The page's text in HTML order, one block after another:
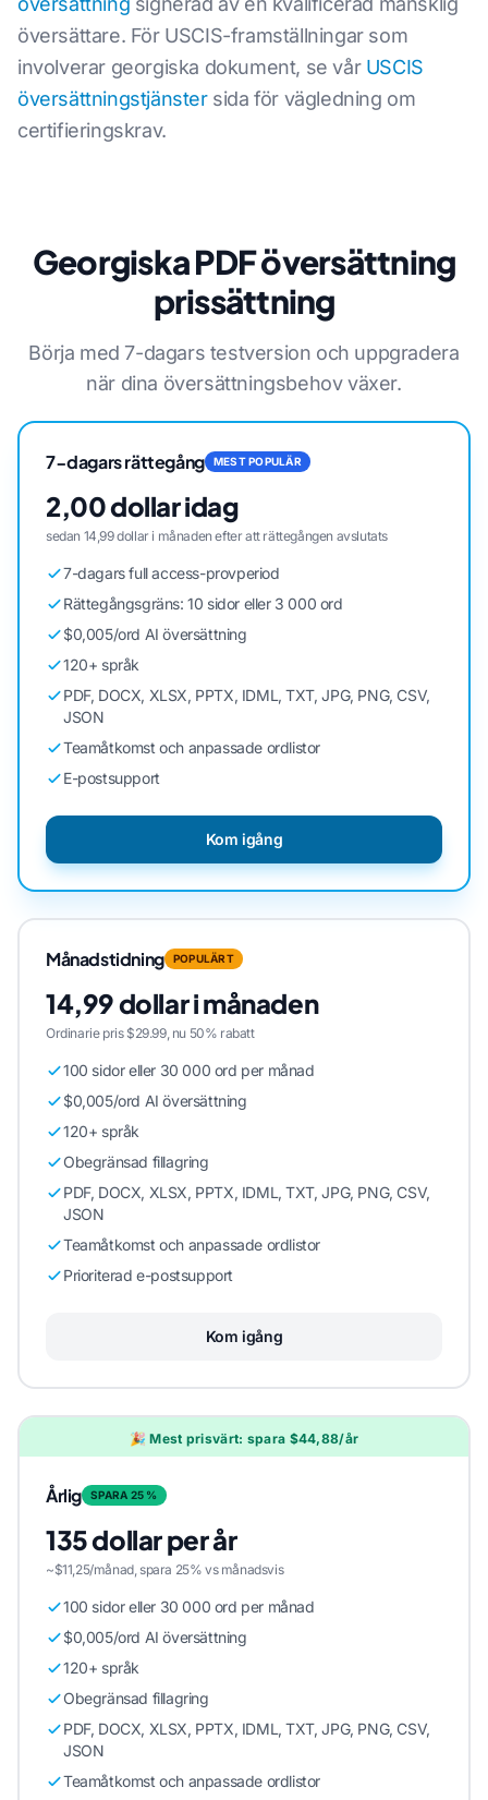
översättare. För USCIS-framställningar som
involverar georgiska dokument, se vår USCIS
översättningstjänstersida för vägledning om
certifieringskrav.
Georgiska PDF översättning
prissättning
Börja med 7-dagars testversion och uppgradera
när dina översättningsbehov växer.
7-dagars rättegång MEST POPULÄR
2,00 dollar idag
sedan 14,99 dollar i månaden efter att rättegången avslutats
7-dagars full access-provperiod
Rättegångsgräns: 10 sidor eller 3 000 ord
$0,005/ord AI översättning
120+ språk
PDF, DOCX, XLSX, PPTX, IDML, TXT, JPG, PNG, CSV,
JSON
Teamåtkomst och anpassade ordlistor
E-postsupport
Kom igång
Månadstidning POPULÄRT
14,99 dollar i månaden
Ordinarie pris $29.99, nu 50% rabatt
100 sidor eller 30 000 ord per månad
$0,005/ord AI översättning
120+ språk
Obegränsad fillagring
PDF, DOCX, XLSX, PPTX, IDML, TXT, JPG, PNG, CSV,
JSON
Teamåtkomst och anpassade ordlistor
Prioriterad e-postsupport
Kom igång
🎉 Mest prisvärt: spara $44,88/år
Årlig SPARA 25 %
135 dollar per år
~$11,25/månad, spara 25% vs månadsvis
100 sidor eller 30 000 ord per månad
$0,005/ord AI översättning
120+ språk
Obegränsad fillagring
PDF, DOCX, XLSX, PPTX, IDML, TXT, JPG, PNG, CSV,
JSON
Teamåtkomst och anpassade ordlistor